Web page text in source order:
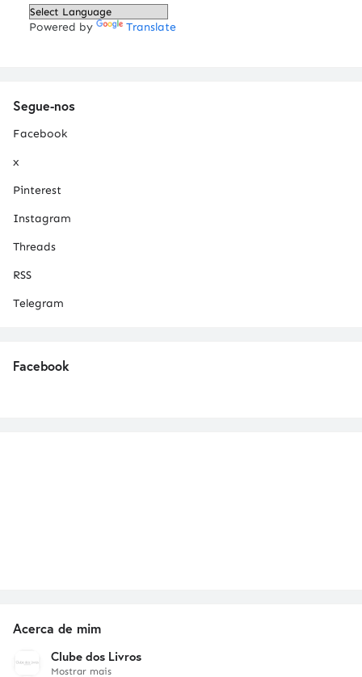
Powered by Translate
Segue-nos
Facebook
x
Pinterest
Instagram
Threads
RSS
Telegram
Facebook
Acerca de mim
Clube dos Livros
Mostrar mais